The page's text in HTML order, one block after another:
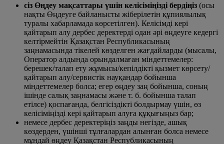
сіз Өңдеу мақсаттары үшін келісіміңізді бердіңіз (осы
нақты Өңдеуге байланысты жіберілетін құпиялылық
туралы хабарламада көрсетілген). Келісімді кері
қайтарып алу дербес деректерді одан әрі өңдеуге кедергі
келтірмейтін Қазақстан Республикасының
заңнамасында тікелей көзделген жағдайларды (мысалы,
Оператор алдында орындалмаған міндеттемелер:
берешек/талап ету жұмысы/кепілдікті қызмет көрсету/
қайтарып алу/сервистік науқандар бойынша
міндеттемелер болса; егер өңдеу заң бойынша, соның
ішінде салық заңнамасы және т. б. бойынша талап
етілсе) қоспағанда, белгісіздікті болдырмау үшін, өз
келісіміңізді кері қайтарып алуға құқығыңыз бар;
немесе дербес деректеріңіз заңды негізде, ашық
көздерден, үшінші тұлғалардан алынған болса немесе
мұндай өңдеу Қазақстан Республикасының